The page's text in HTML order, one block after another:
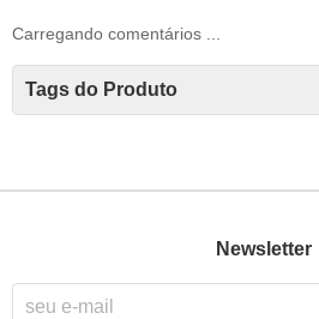
Carregando comentários ...
Tags do Produto
Newsletter